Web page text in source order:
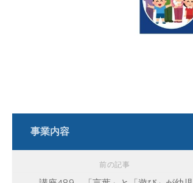
事業内容
前の記事